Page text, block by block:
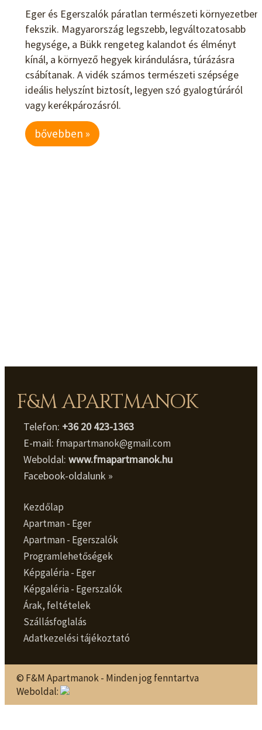
Eger és Egerszalók páratlan természeti környezetben
fekszik. Magyarország legszebb, legváltozatosabb
hegysége, a Bükk rengeteg kalandot és élményt
kínál, a környező hegyek kirándulásra, túrázásra
csábítanak. A vidék számos természeti szépsége
ideális helyszínt biztosít, legyen szó gyalogtúráról
vagy kerékpározásról.
bővebben »
F&M APARTMANOK
Telefon: +36 20 423-1363
E-mail: fmapartmanok@gmail.com
Weboldal: www.fmapartmanok.hu
Facebook-oldalunk »
Kezdőlap
Apartman - Eger
Apartman - Egerszalók
Programlehetőségek
Képgaléria - Eger
Képgaléria - Egerszalók
Árak, feltételek
Szállásfoglalás
Adatkezelési tájékoztató
© F&M Apartmanok - Minden jog fenntartva
Weboldal: